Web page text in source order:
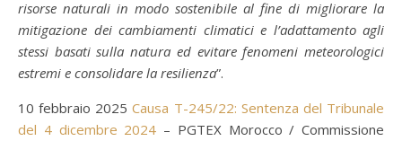
risorse naturali in modo sostenibile al fine di migliorare la
mitigazione dei cambiamenti climatici e l’adattamento agli
stessi basati sulla natura ed evitare fenomeni meteorologici
estremi e consolidare la resilienza”.
10 febbraio 2025Causa T-245/22: Sentenza del Tribunale
del 4 dicembre 2024 – PGTEX Morocco / Commissione